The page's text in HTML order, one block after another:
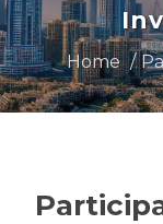
Home